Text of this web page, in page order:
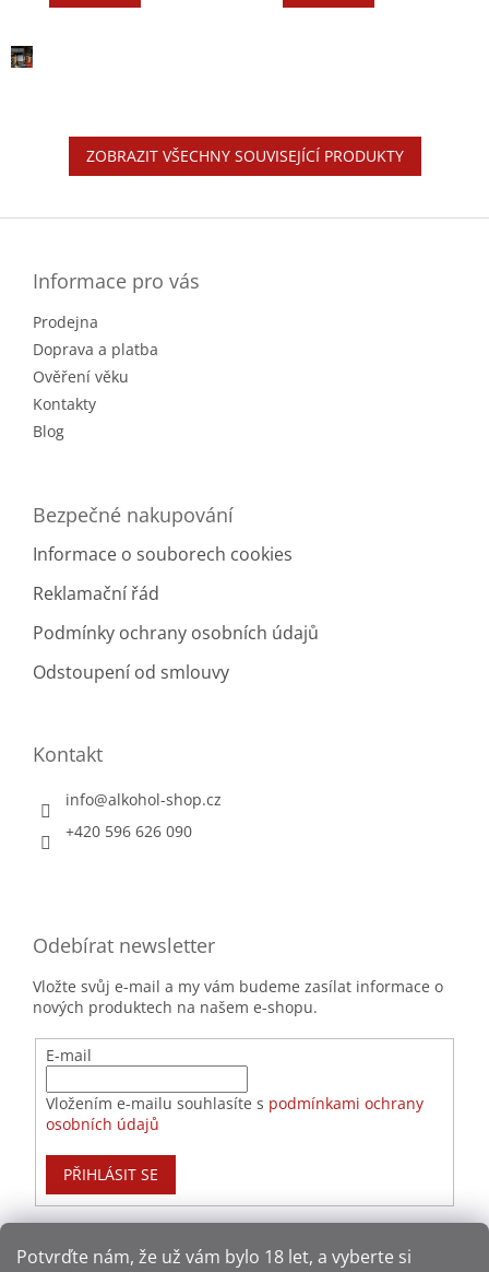
Potvrďte nám​​, že už vám bylo 18 let, a vyberte si
ZOBRAZIT VŠECHNY SOUVISEJÍCÍ PRODUKTY
Informace pro vás
Prodejna
Doprava a platba
Ověření věku
Kontakty
Blog
Bezpečné nakupování
Informace o souborech cookies
Reklamační řád
Podmínky ochrany osobních údajů
Odstoupení od smlouvy
Kontakt
info@alkohol-shop.cz
+420 596 626 090
Odebírat newsletter
Vložte svůj e-mail a my vám budeme zasílat informace o
nových produktech na našem e-shopu.
E-mail
Vložením e-mailu souhlasíte s podmínkami ochrany
osobních údajů
PŘIHLÁSIT SE